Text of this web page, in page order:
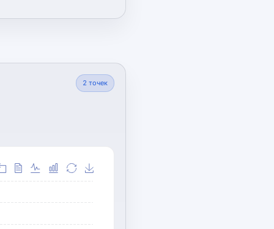
2 точек